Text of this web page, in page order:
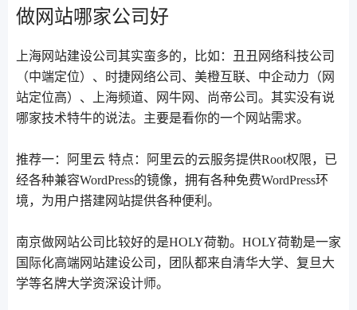
做网站哪家公司好
上海网站建设公司其实蛮多的，比如：丑丑网络科技公司
（中端定位）、时捷网络公司、美橙互联、中企动力（网
站定位高）、上海频道、网牛网、尚帝公司。其实没有说
哪家技术特牛的说法。主要是看你的一个网站需求。
推荐一：阿里云 特点：阿里云的云服务提供Root权限，已
经各种兼容WordPress的镜像，拥有各种免费WordPress环
境，为用户搭建网站提供各种便利。
南京做网站公司比较好的是HOLY荷勒。HOLY荷勒是一家
国际化高端网站建设公司，团队都来自清华大学、复旦大
学等名牌大学资深设计师。